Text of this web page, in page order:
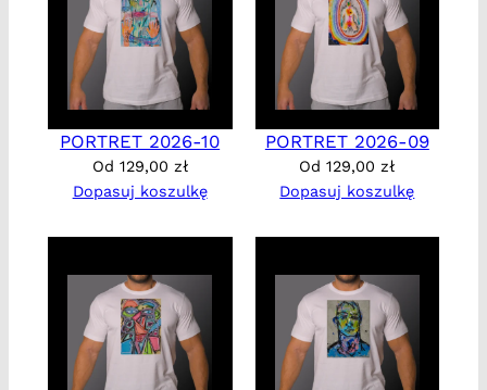
PORTRET 2026-10
Od 129,00 zł
Dopasuj koszulkę
PORTRET 2026-09
Od129,00zł
Dopasuj koszulkę